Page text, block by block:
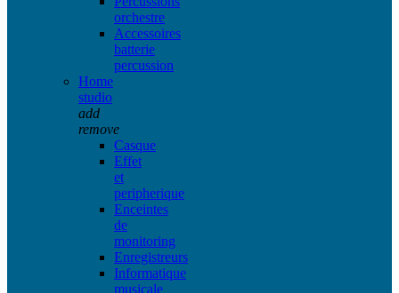
orchestre
Accessoires
batterie
percussion
Home
studio
add
remove
Casque
Effet
et
peripherique
Enceintes
de
monitoring
Enregistreurs
Informatique
musicale